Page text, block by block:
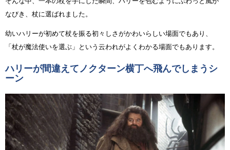
なびき、杖に選ばれました。
幼いハリーが初めて杖を振る初々しさがかわいらしい場面でもあり、
「杖が魔法使いを選ぶ」という云われがよくわかる場面でもあります。
ハリーが間違えてノクターン横丁へ飛んでしまうシ
ーン